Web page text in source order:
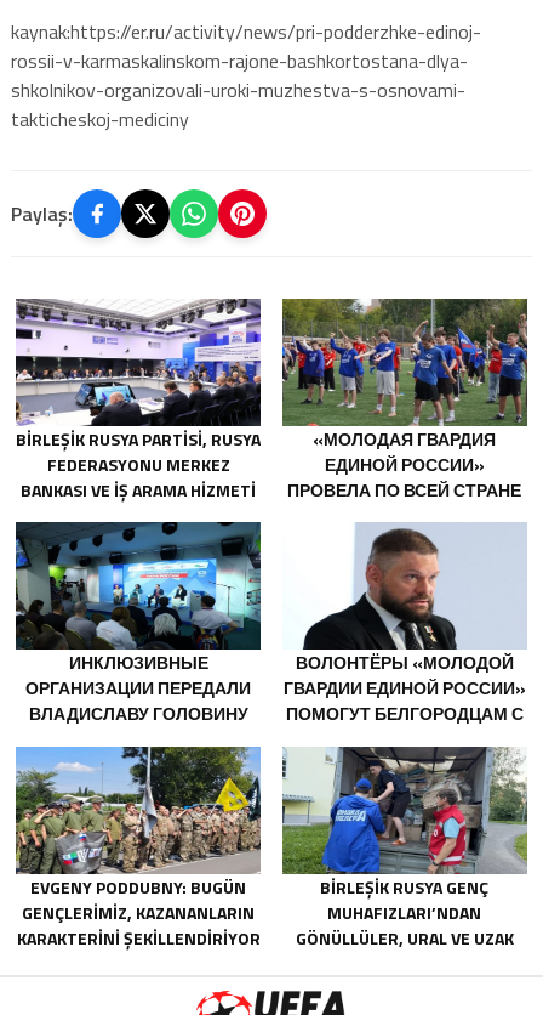
kaynak:https://er.ru/activity/news/pri-podderzhke-edinoj-
rossii-v-karmaskalinskom-rajone-bashkortostana-dlya-
shkolnikov-organizovali-uroki-muzhestva-s-osnovami-
takticheskoj-mediciny
Paylaş:
BIRLEŞIK RUSYA PARTISI, RUSYA
FEDERASYONU MERKEZ
BANKASI VE IŞ ARAMA HIZMETI
BÖLGESI GAZILERININ
ISTIHDAMI IÇIN RUSYA’DA ILK
UZMANLAŞMIŞ PLATFORMU
OLUŞTURACAK
«МОЛОДАЯ ГВАРДИЯ
ЕДИНОЙ РОССИИ»
ПРОВЕЛА ПО ВСЕЙ СТРАНЕ
ФИЗКУЛЬТУРНИКА
ИНКЛЮЗИВНЫЕ
ОРГАНИЗАЦИИ ПЕРЕДАЛИ
ВЛАДИСЛАВУ ГОЛОВИНУ
НАРОДНУЮ ПРОГРАММУ
«ЕДИНОЙ РОССИИ»
ВОЛОНТЁРЫ «МОЛОДОЙ
ГВАРДИИ ЕДИНОЙ РОССИИ»
ПОМОГУТ БЕЛГОРОДЦАМ С
ГЕНЕРАТОРАМИ
EVGENY PODDUBNY: BUGÜN
GENÇLERIMIZ, KAZANANLARIN
KARAKTERINI ŞEKILLENDIRIYOR
BIRLEŞIK RUSYA GENÇ
MUHAFIZLARI’NDAN
GÖNÜLLÜLER, URAL VE UZAK
SONUÇLARINI ORTADAN